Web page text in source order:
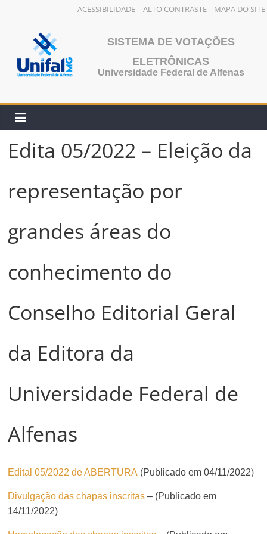
ACESSIBILIDADE ALTO CONTRASTE MAPA DO SITE
conteúdo
SISTEMA DE VOTAÇÕES
ELETRÔNICAS
Universidade Federal de Alfenas
Edita 05/2022 – Eleição da
representação por
grandes áreas do
conhecimento do
Conselho Editorial Geral
da Editora da
Universidade Federal de
Alfenas
Edital 05/2022 de ABERTURA (Publicado em 04/11/2022)
Divulgação das chapas inscritas – (Publicado em
14/11/2022)